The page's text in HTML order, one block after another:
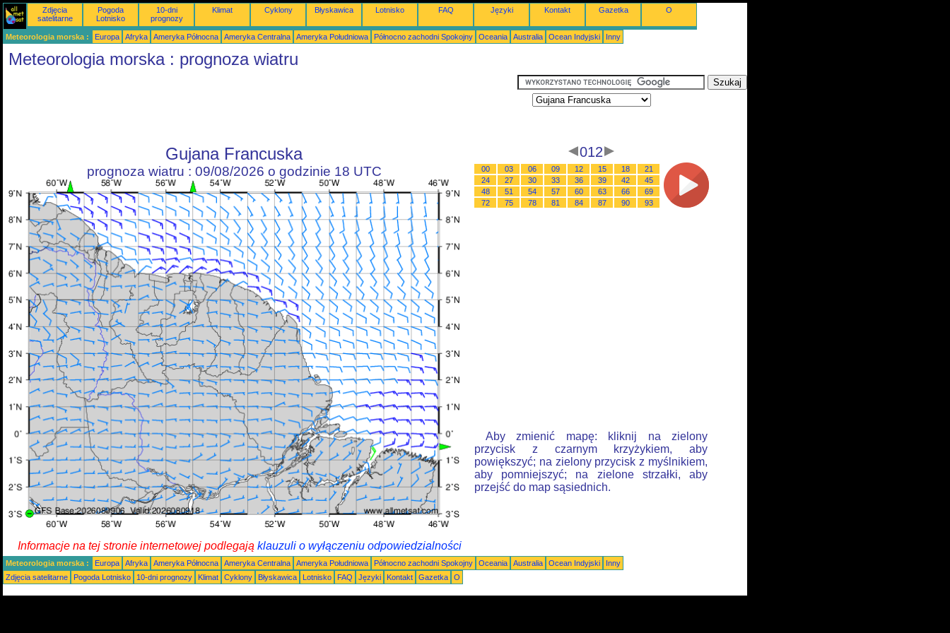
Zdjęcia
satelitarne
Pogoda
Lotnisko
10-dni
prognozy
Klimat Cyklony Błyskawica Lotnisko FAQ Języki Kontakt Gazetka O
Meteorologia morska : Europa Afryka Ameryka Północna Ameryka Centralna Ameryka Południowa Północno zachodni Spokojny Oceania Australia Ocean Indyjski Inny
Meteorologia morska : prognoza wiatru
Gujana Francuska
prognoza wiatru : 09/08/2026 o godzinie 18 UTC
012
00 03 06 09 12 15 18
21
24
27 30 33 36 39 42
45
48
51 54 57 60 63 66
69
72
75 78 81 84 87 90 93
Aby zmienić mapę: kliknij na zielony
przycisk z czarnym krzyżykiem, aby
powiększyć; na zielony przycisk z myślnikiem,
aby pomniejszyć; na zielone strzałki, aby
przejść do map sąsiednich.
Informacje na tej stronie internetowej podlegają klauzuli o wyłączeniu odpowiedzialności
Meteorologia morska : Europa Afryka Ameryka Północna Ameryka Centralna Ameryka Południowa Północno zachodni Spokojny Oceania Australia Ocean Indyjski
Inny
Zdjęcia satelitarne
Pogoda Lotnisko 10-dni prognozy Klimat Cyklony Błyskawica Lotnisko FAQ Języki Kontakt Gazetka O